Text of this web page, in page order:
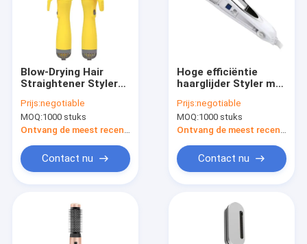
Blow-Drying Hair
Straightener Styler
voor huishoudens
Prijs:negotiable
MOQ:1000 stuks
Contact nu
Hoge efficiëntie
haarglijder Styler met
afschakeling
bescherming
Prijs:negotiable
MOQ:1000 stuks
Contact nu